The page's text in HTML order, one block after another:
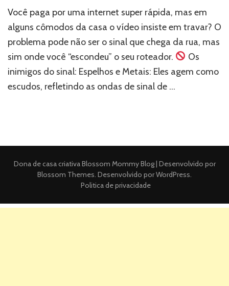
Você paga por uma internet super rápida, mas em
alguns cômodos da casa o vídeo insiste em travar? O
problema pode não ser o sinal que chega da rua, mas
sim onde você “escondeu” o seu roteador.
Os
inimigos do sinal: Espelhos e Metais: Eles agem como
escudos, refletindo as ondas de sinal de …
Dona de casa criativaBlossom Mommy Blog | Desenvolvido por
Blossom Themes. Desenvolvido porWordPress.
Politica de privacidade